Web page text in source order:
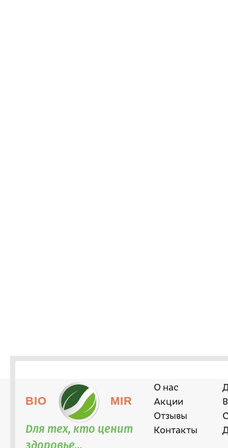
BIO MIR
Для тех, кто ценит
О нас
Акции
Отзывы
Контакты